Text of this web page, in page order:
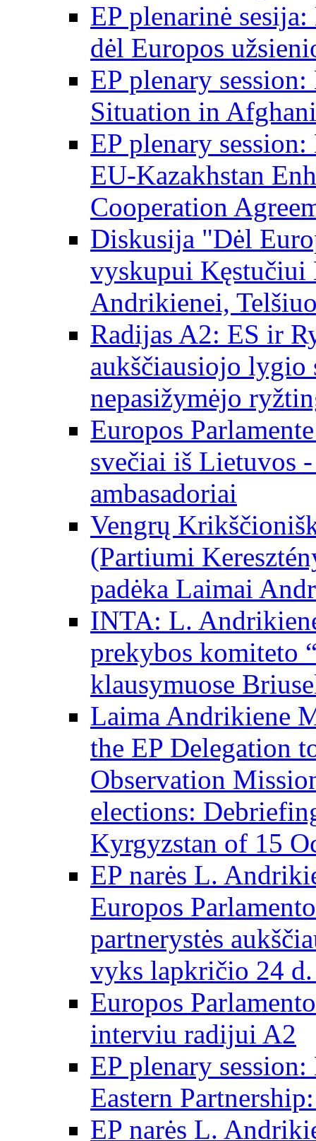
EP plenarinė
dėl Europos
EP plenary
Situation in
EP plenary
EU-Kazakhstan
Cooperation
Diskusija "Dėl
vyskupui Kęstučiui
Andrikienei,
Radijas A2: ES ir
aukščiausiojo
nepasižymėjo
Europos
svečiai iš Lietuvos
ambasadoriai
Vengrų
(Partiumi
padėka Laimai
INTA: L.
prekybos komiteto
klausymuose
Laima Andrikiene
the EP Delegation
Observation
elections:
Kyrgyzstan of 15
EP narės L.
Europos
partnerystės
vyks lapkričio 24
Europos
interviu radijui A2
EP plenary
Eastern
EP narės L.